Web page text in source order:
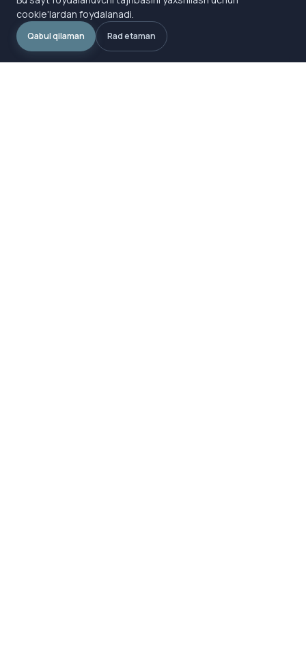
cookie'lardan foydalanadi.
Qabul qilaman Rad etaman